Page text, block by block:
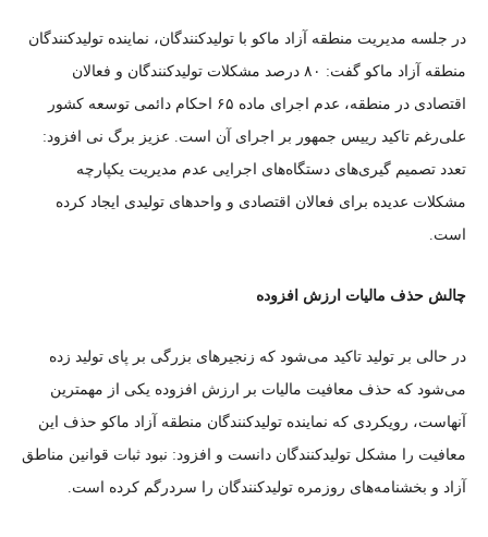
در جلسه مدیریت منطقه آزاد ماکو با تولیدکنندگان، نماینده تولیدکنندگان
منطقه آزاد ماکو گفت: ۸۰ درصد مشکلات تولیدکنندگان و فعالان
اقتصادی در منطقه، عدم اجرای ماده ۶۵ احکام دائمی توسعه کشور
علی‌رغم تاکید رییس جمهور بر اجرای آن است. عزیز برگ نی افزود:
تعدد تصمیم گیری‌های دستگاه‌های اجرایی عدم مدیریت یکپارچه
مشکلات عدیده برای فعالان اقتصادی و واحد‌های تولیدی ایجاد کرده
است.
چالش حذف مالیات ارزش افزوده
در حالی بر تولید تاکید می‌شود که زنجیر‌های بزرگی بر پای تولید زده
می‌شود که حذف معافیت مالیات بر ارزش افزوده یکی از مهمترین
آنهاست، رویکردی که نماینده تولیدکنندگان منطقه آزاد ماکو حذف این
معافیت را مشکل تولیدکنندگان دانست و افزود: نبود ثبات قوانین مناطق
آزاد و بخشنامه‌های روزمره تولیدکنندگان را سردرگم کرده است.